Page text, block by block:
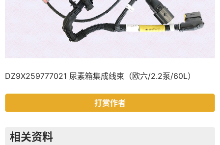
DZ9X259777021 尿素箱集成线束（欧六/2.2泵/60L）
打赏作者
相关资料